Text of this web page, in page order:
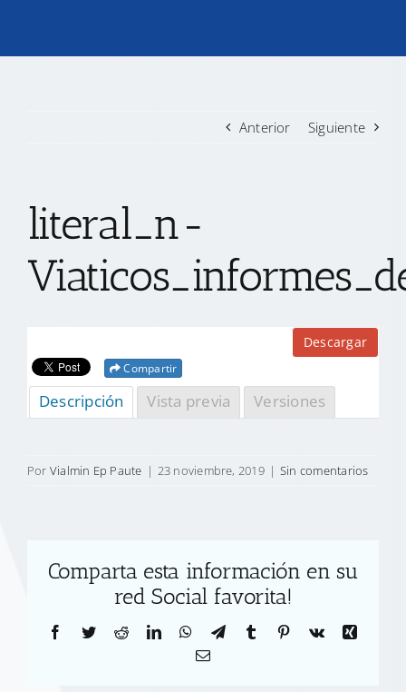
TRANSPARENCIA
CONTACTO
Anterior Siguiente
literal_n-
Descargar
Compartir
Descripción Vista previa Versiones
Por Vialmin Ep Paute | 23 noviembre, 2019 | Sin comentarios
Comparta esta información en su
red Social favorita!
Facebook
TwitterRedditLinkedInWhatsApp
TelegramTumblr Pinterest
Vk
Xing
Correo